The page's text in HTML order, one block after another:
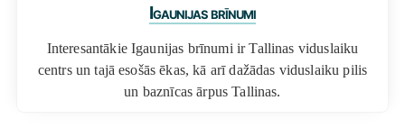
Igaunijas brīnumi
Interesantākie Igaunijas brīnumi ir Tallinas viduslaiku
centrs un tajā esošās ēkas, kā arī dažādas viduslaiku pilis
un baznīcas ārpus Tallinas.